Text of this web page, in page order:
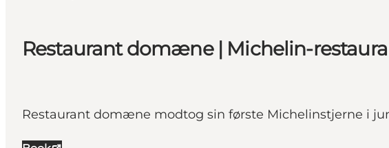
Restaurant domæne | Michelin-
Restaurant domæne modtog sin første Michelinstjerne i